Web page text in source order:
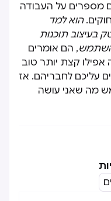
מספרים על העבודה
הוא למד
בעיצוב תוכנות
, הם אומרים
אפילו קצת יותר טוב
עליכם לחבריהם. אז
מה שאני עושה